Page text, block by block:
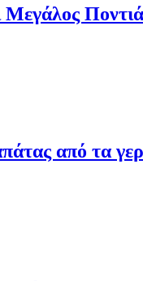
Μεγάλος
από τα